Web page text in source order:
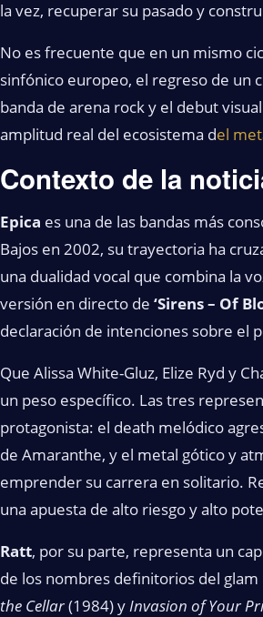
la vez, recuperar su pasado y
No es frecuente que en un mismo
sinfónico europeo, el regreso de un
banda de arena rock y el debut
amplitud real del ecosistema del
Contexto de la
Epica es una de las bandas más
Bajos en 2002, su trayectoria ha
una dualidad vocal que combina la
versión en directo de ‘Sirens – Of
declaración de intenciones sobre el
Que Alissa White-Gluz, Elize Ryd y
un peso específico. Las tres
protagonista: el death melódico
de Amaranthe, y el metal gótico y
emprender su carrera en solitario.
una apuesta de alto riesgo y alto
Ratt, por su parte, representa un
de los nombres definitorios del
the Cellar(1984) y Invasion of Your